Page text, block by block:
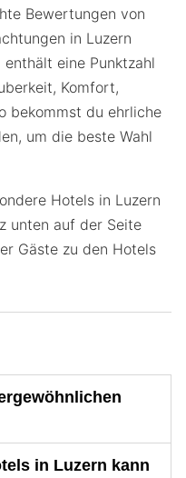
Bewertungen von
in Luzern
eine Punktzahl
Komfort,
bekommst du ehrliche
um die beste Wahl
Hotels in Luzern
unten auf der Seite
Gäste zu den Hotels
in Luzern kann